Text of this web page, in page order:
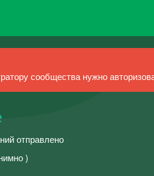
сообщества нужно
отправлено
)